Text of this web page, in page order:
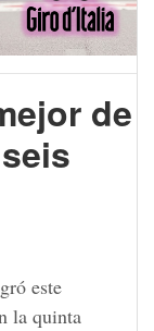
de
este
la quinta